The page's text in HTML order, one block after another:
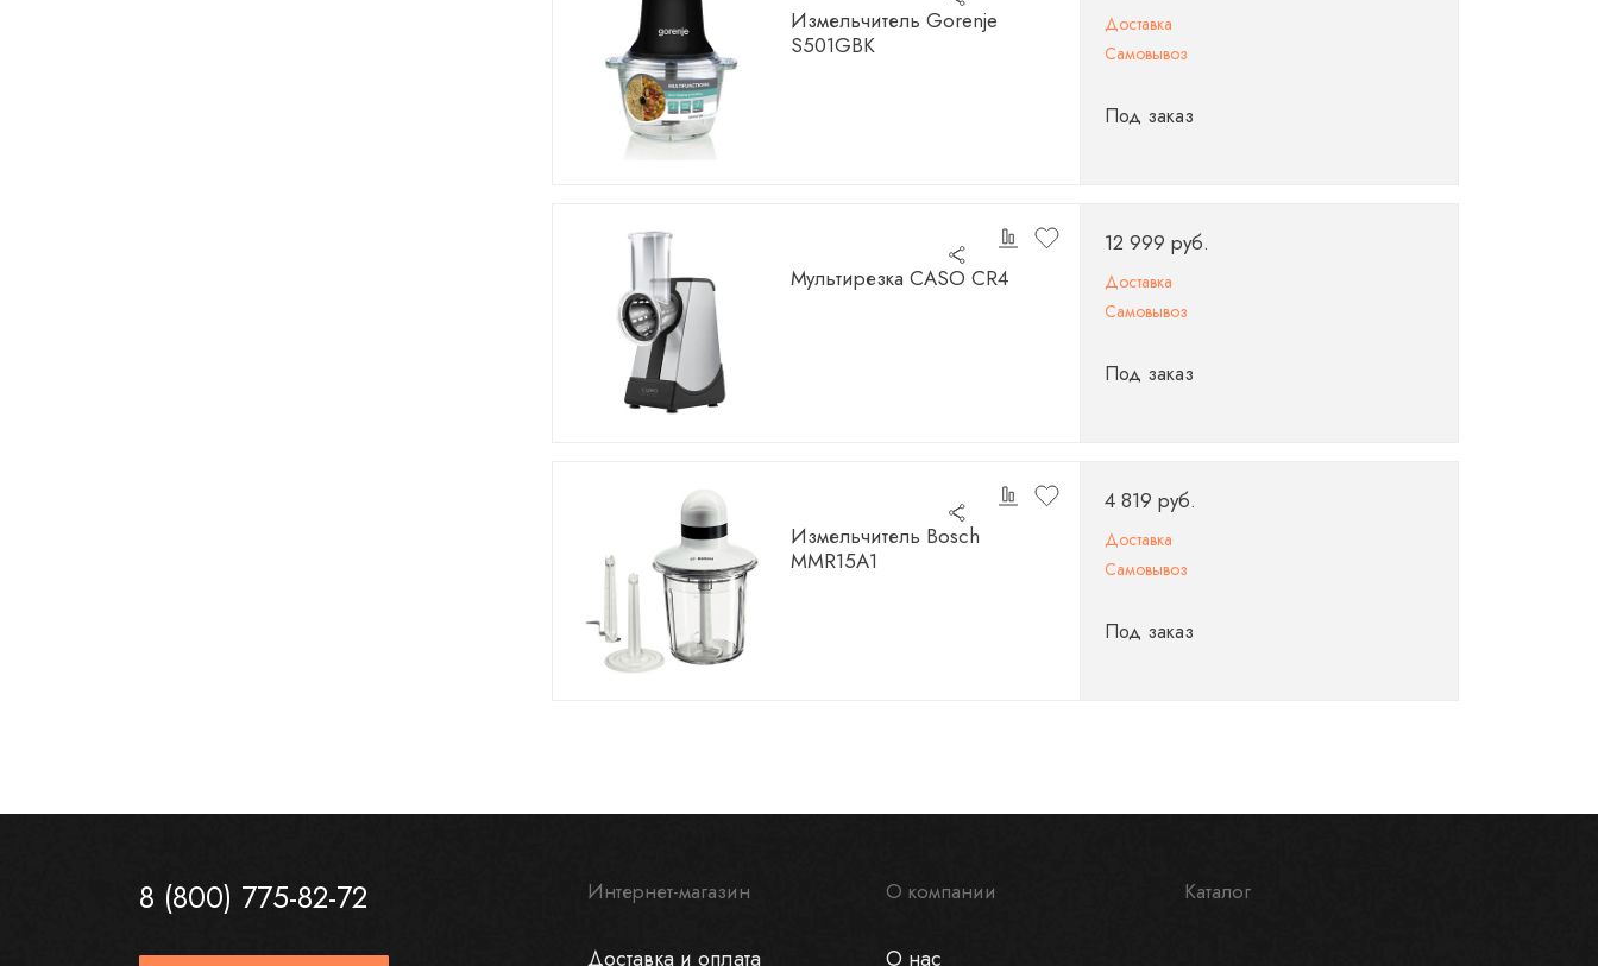
Измельчитель Gorenje
S501GBK
Доставка
Самовывоз
Под заказ
Мультирезка CASO CR4
12 999 руб.
Доставка
Самовывоз
Под заказ
Измельчитель Bosch
MMR15A1
4 819 руб.
Доставка
Самовывоз
Под заказ
8 (800) 775-82-72 Интернет-магазин
Доставка и оплата
О компании
О нас
Каталог